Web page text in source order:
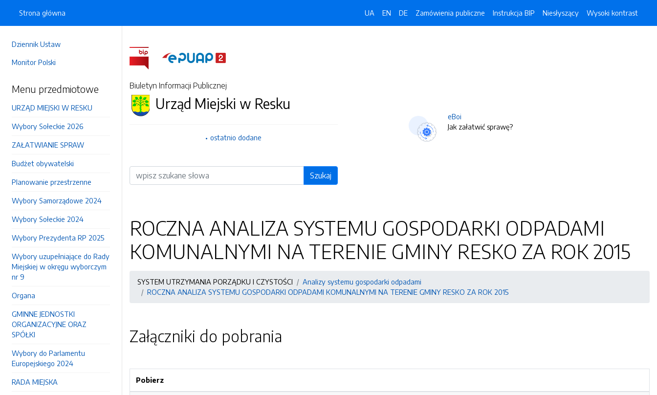
Dziennik Ustaw
Monitor Polski
Menu przedmiotowe
URZĄD MIEJSKI W RESKU
Wybory Sołeckie 2026
ZAŁATWIANIE SPRAW
Budżet obywatelski
Planowanie przestrzenne
Wybory Samorządowe 2024
Wybory Sołeckie 2024
Wybory Prezydenta RP 2025
Wybory uzupełniające do Rady
Miejskiej w okręgu wyborczym
nr 9
Organa
GMINNE JEDNOSTKI
ORGANIZACYJNE ORAZ
SPÓŁKI
Wybory do Parlamentu
Europejskiego 2024
RADA MIEJSKA
Strona główna UA EN DE Zamówienia publiczne Instrukcja BIP Niesłyszący Wysoki kontrast
Biuletyn Informacji Publicznej
Urząd Miejski w Resku
ostatnio dodane
Wyszukiwarka Szukaj
eBoi
Jak załatwić sprawę?
ROCZNA ANALIZA SYSTEMU GOSPODARKI ODPADAMI
KOMUNALNYMI NA TERENIE GMINY RESKO ZA ROK 2015
SYSTEM UTRZYMANIA PORZĄDKU I CZYSTOŚCI
Analizy systemu gospodarki odpadami
ROCZNA ANALIZA SYSTEMU GOSPODARKI ODPADAMI KOMUNALNYMI NA TERENIE GMINY RESKO ZA ROK 2015
Załączniki do pobrania
Pobierz